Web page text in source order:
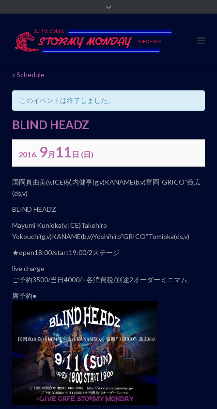
« Schedule
このイベントは終了しました。
BLIND HEADZ
2016. 9月 11日 (日)
イ
ベ
ン
ナ
ゲ
ー
シ
ョ
国岡真由美(v,ICE)横内健亨(g,v)KANAME(b,v)富岡”GRICO”義広
(ds,v)
BLIND HEADZ
Mayumi Kunioka(v,ICE)Takehiro
Yokouchi(g,v)KANAME(b,v)Yoshihiro”GRICO”Tomioka(ds,v)
★open18:00/start19:00/2ステージ
live charge
ご予約3500/当日4000/+各消費税/別途2オーダーミニマム
席予約●